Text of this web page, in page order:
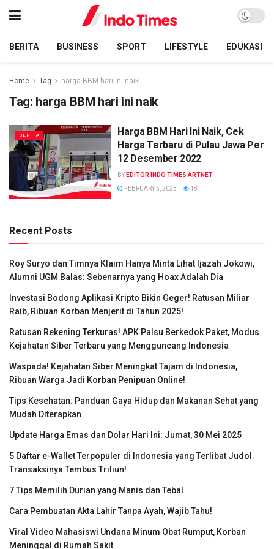
BERITA BUSINESS SPORT LIFESTYLE EDUKASI
Home Tag harga BBM hari ini naik
Tag: harga BBM hari ini naik
BERITA
Harga BBM Hari Ini Naik, Cek
Harga Terbaru di Pulau Jawa Per
12 Desember 2022
BY EDITOR INDO TIMES ARTNET
FEBRUARY 5, 2023
18
Recent Posts
Roy Suryo dan Timnya Klaim Hanya Minta Lihat Ijazah Jokowi,
Alumni UGM Balas: Sebenarnya yang Hoax Adalah Dia
Investasi Bodong Aplikasi Kripto Bikin Geger! Ratusan Miliar
Raib, Ribuan Korban Menjerit di Tahun 2025!
Ratusan Rekening Terkuras! APK Palsu Berkedok Paket, Modus
Kejahatan Siber Terbaru yang Mengguncang Indonesia
Waspada! Kejahatan Siber Meningkat Tajam di Indonesia,
Ribuan Warga Jadi Korban Penipuan Online!
Tips Kesehatan: Panduan Gaya Hidup dan Makanan Sehat yang
Mudah Diterapkan
Update Harga Emas dan Dolar Hari Ini: Jumat, 30 Mei 2025
5 Daftar e-Wallet Terpopuler di Indonesia yang Terlibat Judol.
Transaksinya Tembus Triliun!
7 Tips Memilih Durian yang Manis dan Tebal
Cara Pembuatan Akta Lahir Tanpa Ayah, Wajib Tahu!
Viral Video Mahasiswi Undana Minum Obat Rumput, Korban
Meninggal di Rumah Sakit